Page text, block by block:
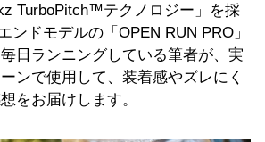
TurboPitch™テクノロジー」を採
ンドモデルの「OPEN RUN PRO」
日ランニングしている筆者が、実
ンで使用して、装着感やズレにく
をお届けします。